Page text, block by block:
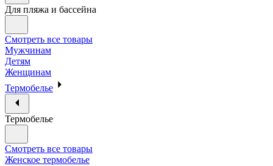
Для пляжа и бассейна
Смотреть все товары
Мужчинам
Детям
Женщинам
Термобелье
Термобелье
Смотреть все товары
Женское термобелье